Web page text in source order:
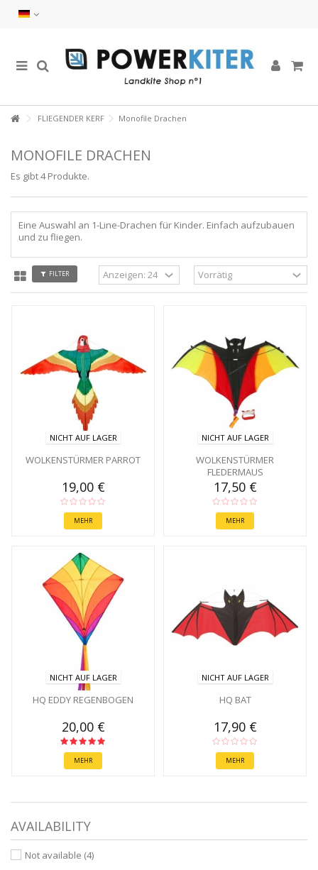
FLIEGENDER KERF Monofile Drachen
MONOFILE DRACHEN
Es gibt 4 Produkte.
Eine Auswahl an 1-Line-Drachen für Kinder. Einfach aufzubauen
und zu fliegen.
FILTER
NICHT AUF LAGER
WOLKENSTÜRMER PARROT
19,00 €
MEHR
NICHT AUF LAGER
WOLKENSTÜRMER
FLEDERMAUS
17,50 €
MEHR
NICHT AUF LAGER
HQ EDDY REGENBOGEN
20,00 €
MEHR
NICHT AUF LAGER
HQ BAT
17,90 €
MEHR
AVAILABILITY
Not available (4)